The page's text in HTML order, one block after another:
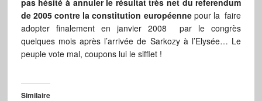
pas hésité à annuler le résultat très net du referendum
de 2005 contre la constitution européennepour la faire
adopter finalement en janvier 2008 par le congrès
quelques mois après l’arrivée de Sarkozy à l’Elysée… Le
peuple vote mal, coupons lui le sifflet !
Similaire